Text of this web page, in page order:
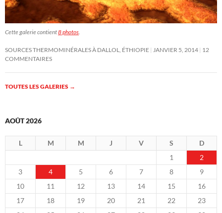
Cette galerie contient8 photos
SOURCES THERMOMINÉRALES À DALLOL, ÉTHIOPIE JANVIER 5, 2014 12
COMMENTAIRES
TOUTES LES GALERIES →
AOÛT 2026
L M M J V S
D
1
2
3
4 5 6 7 8
9
10
11 12 13 14 15
16
17
18 19 20 21 22
23